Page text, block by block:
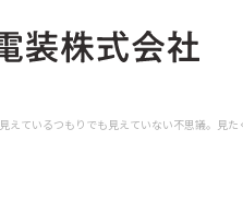
見えているつもりでも見えていない不思議。見た